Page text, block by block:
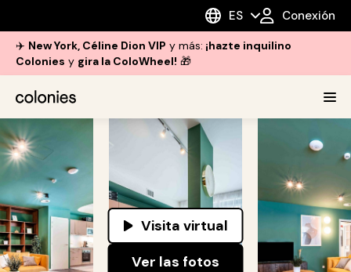
ES Conexión
✈️ New York, Céline Dion VIP y más: ¡hazte inquilino
Colonies y gira la ColoWheel! 🎁
Visita virtual
Ver las fotos